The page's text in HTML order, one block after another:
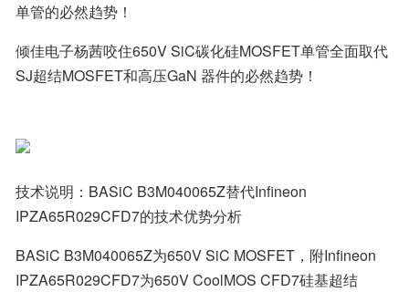
单管的必然趋势！
倾佳电子杨茜咬住650V SiC碳化硅MOSFET单管全面取代
SJ超结MOSFET和高压GaN 器件的必然趋势！
技术说明：BASiC B3M040065Z替代Infineon
IPZA65R029CFD7的技术优势分析
BASiC B3M040065Z为650V SiC MOSFET，附Infineon
IPZA65R029CFD7为650V CoolMOS CFD7硅基超结